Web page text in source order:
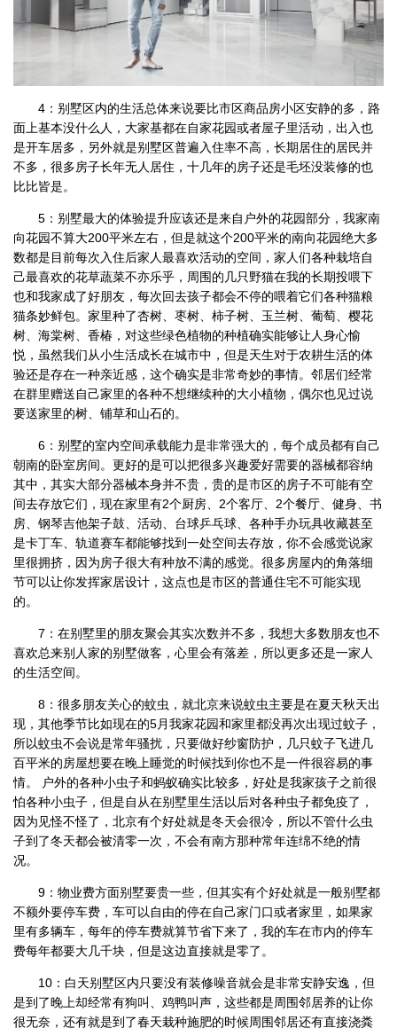
4：别墅区内的生活总体来说要比市区商品房小区安静的多，路
面上基本没什么人，大家基都在自家花园或者屋子里活动，出入也
是开车居多，另外就是别墅区普遍入住率不高，长期居住的居民并
不多，很多房子长年无人居住，十几年的房子还是毛坯没装修的也
比比皆是。
5：别墅最大的体验提升应该还是来自户外的花园部分，我家南
向花园不算大200平米左右，但是就这个200平米的南向花园绝大多
数都是目前每次入住后家人最喜欢活动的空间，家人们各种栽培自
己最喜欢的花草蔬菜不亦乐乎，周围的几只野猫在我的长期投喂下
也和我家成了好朋友，每次回去孩子都会不停的喂着它们各种猫粮
猫条妙鲜包。家里种了杏树、枣树、柿子树、玉兰树、葡萄、樱花
树、海棠树、香椿，对这些绿色植物的种植确实能够让人身心愉
悦，虽然我们从小生活成长在城市中，但是天生对于农耕生活的体
验还是存在一种亲近感，这个确实是非常奇妙的事情。邻居们经常
在群里赠送自己家里的各种不想继续种的大小植物，偶尔也见过说
要送家里的树、铺草和山石的。
6：别墅的室内空间承载能力是非常强大的，每个成员都有自己
朝南的卧室房间。更好的是可以把很多兴趣爱好需要的器械都容纳
其中，其实大部分器械本身并不贵，贵的是市区的房子不可能有空
间去存放它们，现在家里有2个厨房、2个客厅、2个餐厅、健身、书
房、钢琴吉他架子鼓、活动、台球乒乓球、各种手办玩具收藏甚至
是卡丁车、轨道赛车都能够找到一处空间去存放，你不会感觉说家
里很拥挤，因为房子很大有种放不满的感觉。很多房屋内的角落细
节可以让你发挥家居设计，这点也是市区的普通住宅不可能实现
的。
7：在别墅里的朋友聚会其实次数并不多，我想大多数朋友也不
喜欢总来别人家的别墅做客，心里会有落差，所以更多还是一家人
的生活空间。
8：很多朋友关心的蚊虫，就北京来说蚊虫主要是在夏天秋天出
现，其他季节比如现在的5月我家花园和家里都没再次出现过蚊子，
所以蚊虫不会说是常年骚扰，只要做好纱窗防护，几只蚊子飞进几
百平米的房屋想要在晚上睡觉的时候找到你也不是一件很容易的事
情。 户外的各种小虫子和蚂蚁确实比较多，好处是我家孩子之前很
怕各种小虫子，但是自从在别墅里生活以后对各种虫子都免疫了，
因为见怪不怪了，北京有个好处就是冬天会很冷，所以不管什么虫
子到了冬天都会被清零一次，不会有南方那种常年连绵不绝的情
况。
9：物业费方面别墅要贵一些，但其实有个好处就是一般别墅都
不额外要停车费，车可以自由的停在自己家门口或者家里，如果家
里有多辆车，每年的停车费就算节省下来了，我的车在市内的停车
费每年都要大几千块，但是这边直接就是零了。
10：白天别墅区内只要没有装修噪音就会是非常安静安逸，但
是到了晚上却经常有狗叫、鸡鸭叫声，这些都是周围邻居养的让你
很无奈，还有就是到了春天栽种施肥的时候周围邻居还有直接浇粪